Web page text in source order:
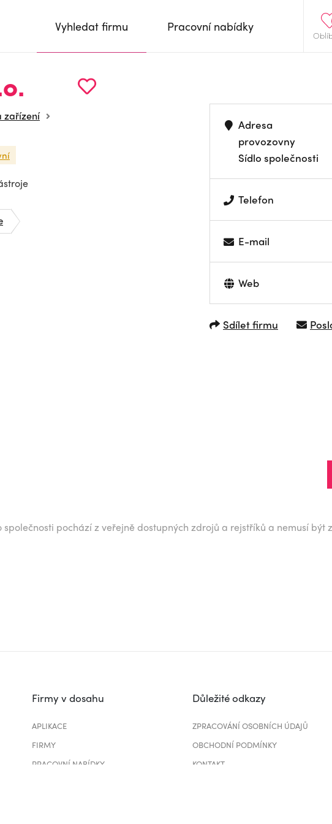
Vyhledat firmu Pracovní nabídky
zařízení
Adresa
provozovny
Sídlo společnosti
Telefon
E-mail
Web
Sdílet firmu
pochází z veřejně dostupných zdrojů a rejstříků a nemusí být
Firmy v dosahu
APLIKACE
FIRMY
PRACOVNÍ NABÍDKY
Důležité odkazy
ZPRACOVÁNÍ OSOBNÍCH ÚDAJŮ
OBCHODNÍ PODMÍNKY
KONTAKT